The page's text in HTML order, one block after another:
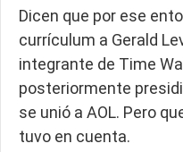
Dicen que por ese
currículum a Gerald
integrante de Time
posteriormente
se unió a AOL. Pero
tuvo en cuenta.